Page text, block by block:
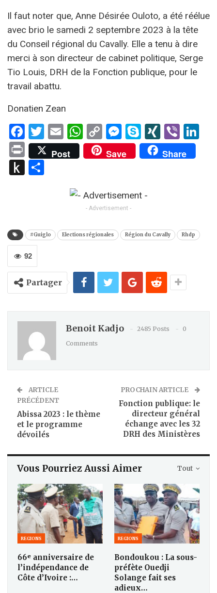
Il faut noter que, Anne Désirée Ouloto, a été réélue
avec brio le samedi 2 septembre 2023 à la tête
du Conseil régional du Cavally. Elle a tenu à dire
merci à son directeur de cabinet politique, Serge
Tio Louis, DRH de la Fonction publique, pour le
travail abattu.
Donatien Zean
Facebook
Twitter
EmailWhatsApp
Copy
Link
Messenger
SkypeXING
Viber
PrintPost Save Share
Push
- Advertisement -
#Guiglo Elections régionales Région du Cavally Rhdp
92
Partager
Benoit Kadjo 2485 Posts
0
Comments
ARTICLE
PRÉCÉDENT
Abissa 2023 : le thème
et le programme
dévoilés
PROCHAIN ARTICLE
Fonction publique: le
directeur général
échange avec les 32
DRH des Ministères
Tout
Vous Pourriez Aussi Aimer
REGIONS
66ᵉ anniversaire de
l’indépendance de
Côte d’Ivoire :…
REGIONS
Bondoukou : La sous-
préfète Ouedji
Solange fait ses
adieux…